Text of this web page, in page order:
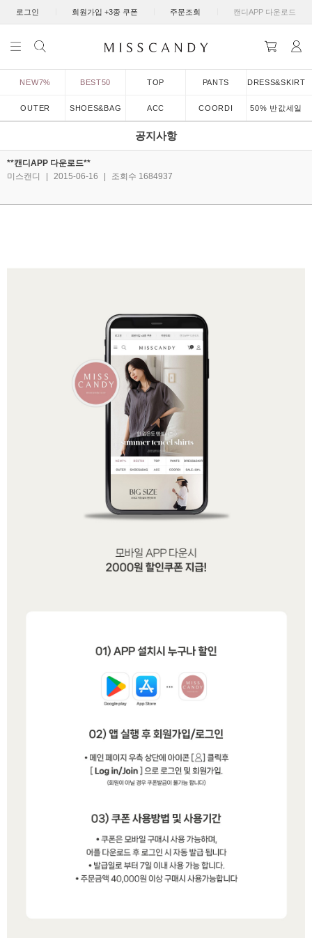
로그인 회원가입 +3종 쿠폰 주문조회 캔디APP 다운로드
NEW7% BEST50 TOP PANTS DRESS&SKIRT
OUTER SHOES&BAG ACC COORDI 50% 반값세일
공지사항
**캔디APP 다운로드**
미스캔디
2015-06-16 조회수 1684937